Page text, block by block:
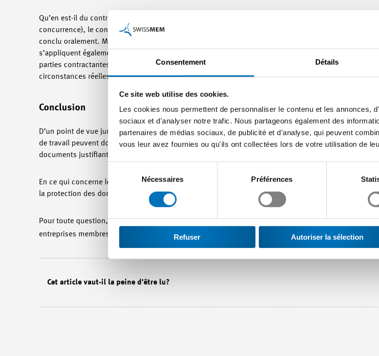
Consentement Détails
Ce site web utilise des cookies.
Les cookies nous permettent de personnaliser le contenu et les annonces,
sociaux et d'analyser notre trafic. Nous partageons également des
partenaires de médias sociaux, de publicité et d'analyse, qui peuvent
vous leur avez fournies ou qu'ils ont collectées lors de votre utilisation de
Nécessaires Préférences
Refuser Autoriser la sélection
Qu’en est-il du contrat de travail ? Sauf disposition contraire de la loi (par exemple pour le contrat
concurrence), le contrat de travail individuel n’est soumis à aucune forme spéciale (art. 320 CO). Le
conclu oralement. Mais, pour des raisons de preuve, les contrats de travail sont généralement
s’appliquent également au contrat de travail et la conservation numérique ne limite pas la force
parties contractantes conteste l’authenticité du contrat de travail ou des signatures scannées, un
circonstances réelles dans le cadre de la libre appréciation des preuves.
Conclusion
D’un point de vue juridique, il n’existe pas d’obligation de conserver l’original d’un dossier
de travail peuvent donc être archivés électroniquement. Pour des raisons de preuve, nous
documents justifiant les droits.
En ce qui concerne les dossiers électroniques du personnel, il convient d’accorder une attention
la protection des données, telles que les restrictions d’accès et la garantie de la sécurité des
Pour toute question, Madame Eva Bruhin, suppléante de la cheffe de la division Politique
entreprises membres de Swissmem (
e.bruhin
Cet article vaut-il la peine d'être lu?